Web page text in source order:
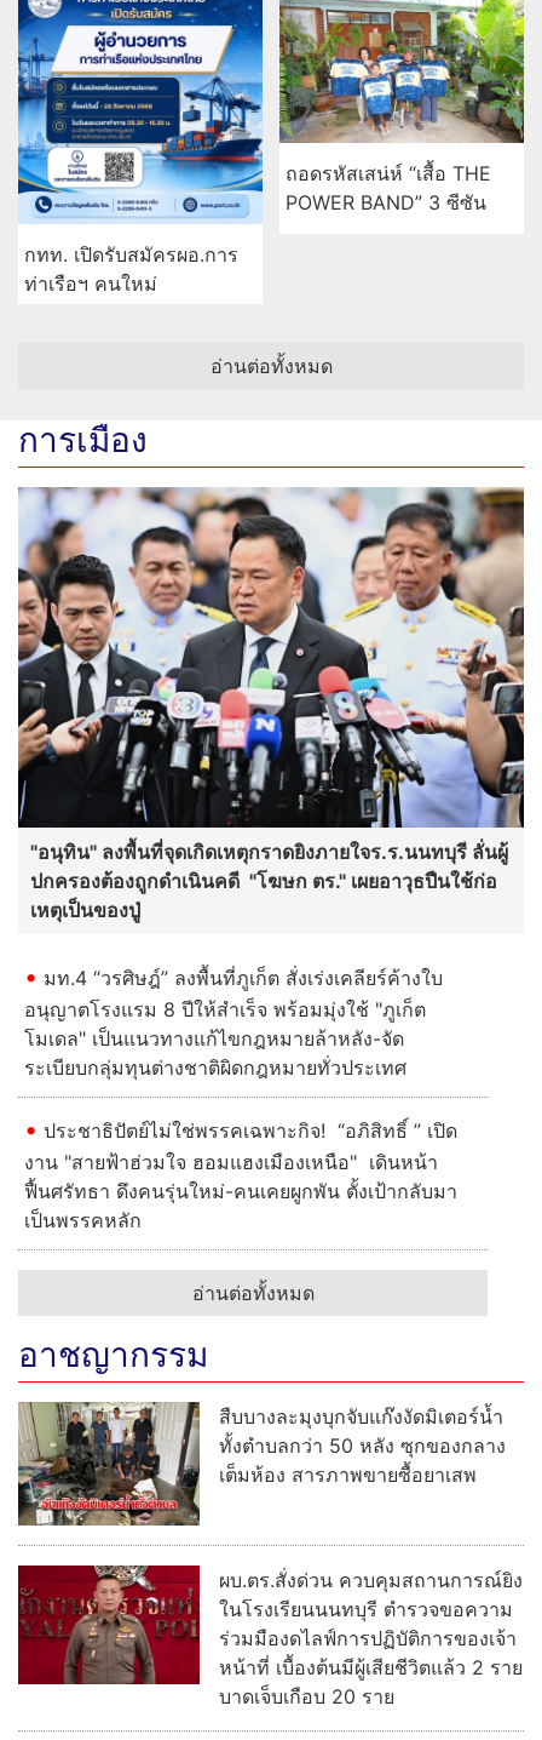
กทท. เปิดรับสมัครผอ.การ
ท่าเรือฯ คนใหม่
ถอดรหัสเสน่ห์ “เสื้อ THE
POWER BAND” 3 ซีซัน
อ่านต่อทั้งหมด
การเมือง
"อนุทิน" ลงพื้นที่จุดเกิดเหตุกราดยิงภายใจร.ร.นนทบุรี ลั่นผู้
ปกครองต้องถูกดําเนินคดี "โฆษก ตร." เผยอาวุธปืนใช้ก่อ
เหตุเป็นของปู่
มท.4 “วรศิษฎ์” ลงพื้นที่ภูเก็ต สั่งเร่งเคลียร์ค้างใบ
อนุญาตโรงแรม 8 ปีให้สำเร็จ พร้อมมุ่งใช้ "ภูเก็ต
โมเดล" เป็นแนวทางแก้ไขกฎหมายล้าหลัง-จัด
ระเบียบกลุ่มทุนต่างชาติผิดกฎหมายทั่วประเทศ
ประชาธิปัตย์ไม่ใช่พรรคเฉพาะกิจ! “อภิสิทธิ์ ” เปิด
งาน "สายฟ้าฮ่วมใจ ฮอมแฮงเมืองเหนือ" เดินหน้า
ฟื้นศรัทธา ดึงคนรุ่นใหม่-คนเคยผูกพัน ตั้งเป้ากลับมา
เป็นพรรคหลัก
อ่านต่อทั้งหมด
อาชญากรรม
สืบบางละมุงบุกจับแก๊งงัดมิเตอร์น้ำ
ทั้งตำบลกว่า 50 หลัง ซุกของกลาง
เต็มห้อง สารภาพขายซื้อยาเสพ
ผบ.ตร.สั่งด่วน ควบคุมสถานการณ์ยิง
ในโรงเรียนนนทบุรี ตำรวจขอความ
ร่วมมืองดไลฟ์การปฏิบัติการของเจ้า
หน้าที่ เบื้องต้นมีผู้เสียชีวิตแล้ว 2 ราย
บาดเจ็บเกือบ 20 ราย